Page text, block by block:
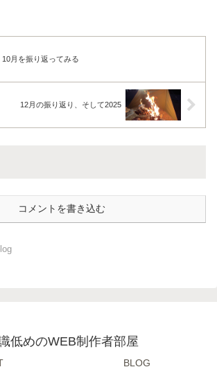
10月を振り返ってみる
12月の振り返り、そして2025
コメントを書き込む
低めのWEB制作者部屋
BLOG